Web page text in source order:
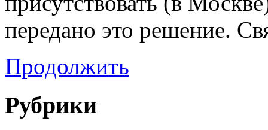
передано это решение.
Продолжить
Рубрики